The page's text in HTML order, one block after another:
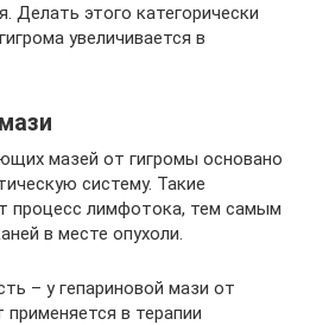
Делать этого категорически
увеличивается в
мазей от гигромы основано
систему. Такие
процесс лимфотока, тем самым
в месте опухоли.
– у гепариновой мази от
в терапии